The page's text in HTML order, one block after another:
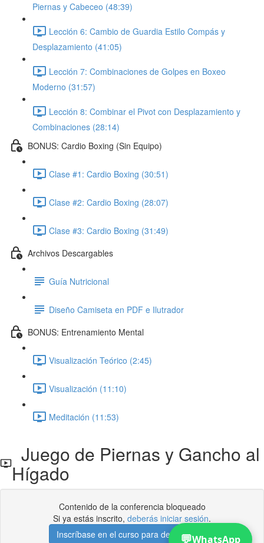
Piernas y Cabeceo (48:39)
Lección 6: Cambio de Guardia Estilo Compás y
Desplazamiento (41:05)
Lección 7: Combinaciones de Golpes en Boxeo
Moderno (31:57)
Lección 8: Combinar el Pivot con Desplazamiento y
Combinaciones (28:14)
BONUS: Cardio Boxing (Sin Equipo)
Clase #1: Cardio Boxing (30:51)
Clase #2: Cardio Boxing (28:07)
Clase #3: Cardio Boxing (31:49)
Archivos Descargables
Guía Nutricional
Diseño Camiseta en PDF e Ilutrador
BONUS: Entrenamiento Mental
Visualización Teórico (2:45)
Visualización (11:10)
Meditación (11:53)
Juego de Piernas y Gancho al
Hígado
Contenido de la conferencia bloqueado
Si ya estás inscrito, deberás iniciar sesión.
Inscríbase en el curso para desbloquear
💬WhatsApp